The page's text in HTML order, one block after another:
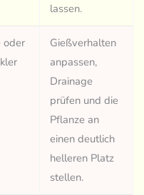
lassen.
oder
Gießverhalten
anpassen,
Drainage
prüfen und die
Pflanze an
einen deutlich
helleren Platz
stellen.